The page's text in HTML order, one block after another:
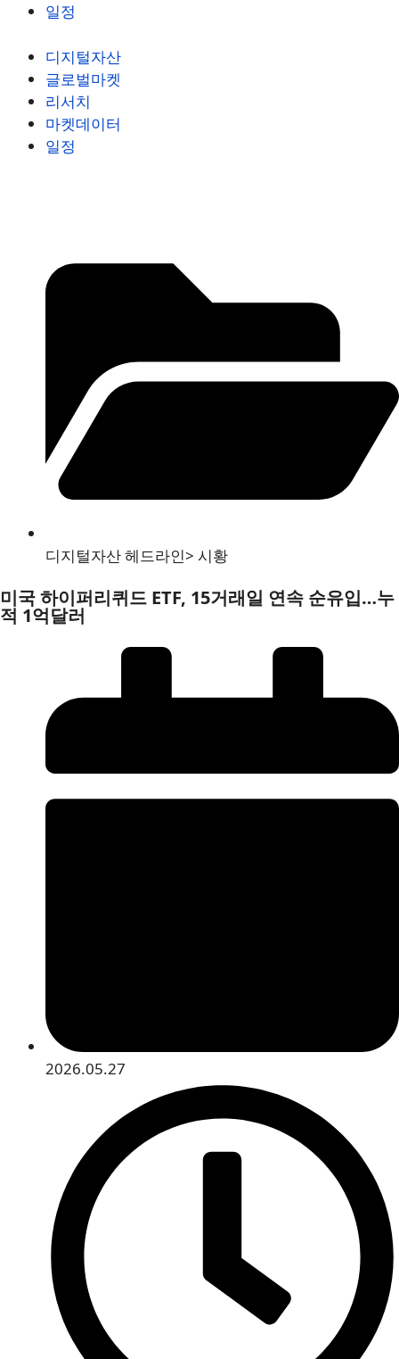
일정
디지털자산
글로벌마켓
리서치
마켓데이터
일정
디지털자산 헤드라인> 시황
미국 하이퍼리퀴드 ETF, 15거래일 연속 순유입…누
적 1억달러
2026.05.27